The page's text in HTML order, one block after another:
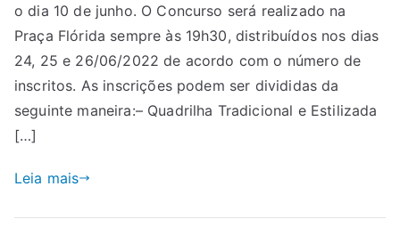
o dia 10 de junho. O Concurso será realizado na
Praça Flórida sempre às 19h30, distribuídos nos dias
24, 25 e 26/06/2022 de acordo com o número de
inscritos. As inscrições podem ser divididas da
seguinte maneira:– Quadrilha Tradicional e Estilizada
[…]
Leia mais